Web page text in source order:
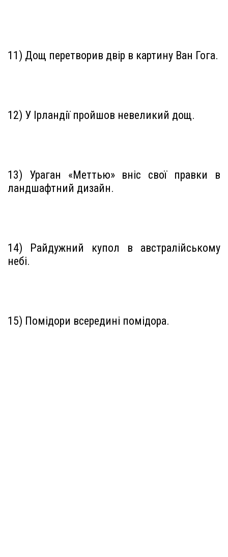
11) Дощ перетворив двір в картину Ван Гога.
12) У Ірландії пройшов невеликий дощ.
13) Ураган «Меттью» вніс свої правки в
ландшафтний дизайн.
14) Райдужний купол в австралійському
небі.
15) Помідори всередині помідора.